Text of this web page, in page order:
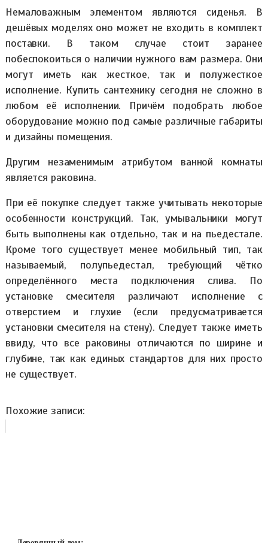
Немаловажным элементом являются сиденья. В
дешёвых моделях оно может не входить в комплект
поставки. В таком случае стоит заранее
побеспокоиться о наличии нужного вам размера. Они
могут иметь как жесткое, так и полужесткое
исполнение. Купить сантехнику сегодня не сложно в
любом её исполнении. Причём подобрать любое
оборудование можно под самые различные габариты
и дизайны помещения.
Другим незаменимым атрибутом ванной комнаты
является раковина.
При её покупке следует также учитывать некоторые
особенности конструкций. Так, умывальники могут
быть выполнены как отдельно, так и на пьедестале.
Кроме того существует менее мобильный тип, так
называемый, полупьедестал, требующий чётко
определённого места подключения слива. По
установке смесителя различают исполнение с
отверстием и глухие (если предусматривается
установки смесителя на стену). Следует также иметь
ввиду, что все раковины отличаются по ширине и
глубине, так как единых стандартов для них просто
не существует.
Похожие записи: